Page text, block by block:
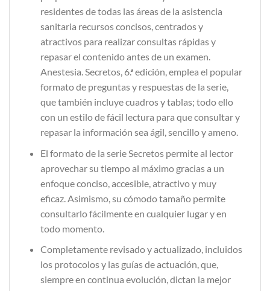
residentes de todas las áreas de la asis­tencia
sanitaria recursos concisos, centrados y
atractivos para realizar consultas rápidas y
repasar el contenido antes de un examen.
Anestesia. Secretos, 6.ª edición, emplea el popular
for­mato de preguntas y respuestas de la serie,
que también incluye cuadros y tablas; todo ello
con un estilo de fácil lectura para que consultar y
repasar la información sea ágil, sencillo y ameno.
El formato de la serie Secretos permite al lector
aprovechar su tiempo al máximo gracias a un
enfoque conciso, accesible, atractivo y muy
eficaz. Asimismo, su cómodo tamaño permite
consultarlo fácilmente en cualquier lugar y en
todo momento.
Completamente revisado y actualizado, incluidos
los protocolos y las guías de actuación, que,
siempre en continua evolu­ción, dictan la mejor